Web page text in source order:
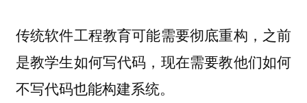
传统软件工程教育可能需要彻底重构，之前
是教学生如何写代码，现在需要教他们如何
不写代码也能构建系统。